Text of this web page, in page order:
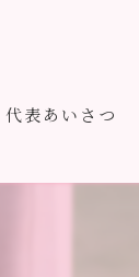
代表あいさつ